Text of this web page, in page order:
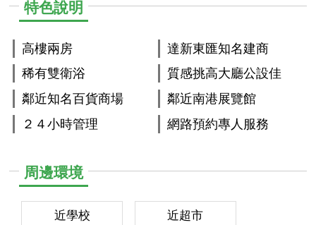
特色說明
高樓兩房
稀有雙衛浴
鄰近知名百貨商場
２４小時管理
達新東匯知名建商
質感挑高大廳公設佳
鄰近南港展覽館
網路預約專人服務
周邊環境
近學校 近超市